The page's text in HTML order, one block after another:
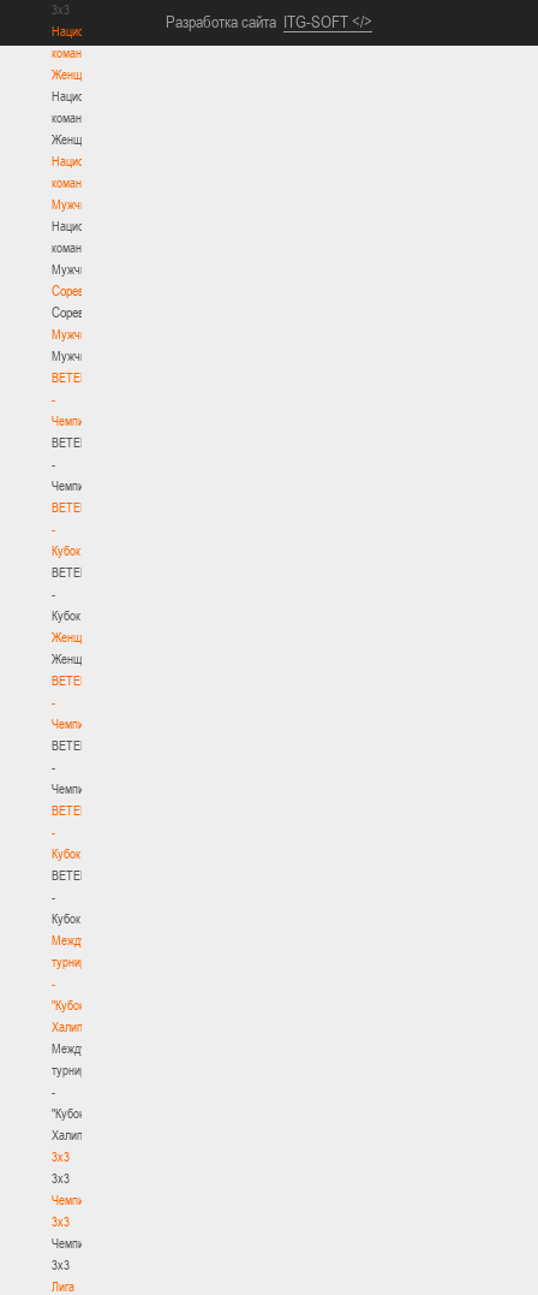
3х3
Национальная
команда.
Женщины
Национальная
команда.
Женщины
Национальная
команда.
Мужчины
Национальная
команда.
Мужчины
Соревнования
Соревнования
Мужчины
Мужчины
BETERA
-
Чемпионат
BETERA
-
Чемпионат
BETERA
-
Кубок
BETERA
-
Кубок
Женщины
Женщины
BETERA
-
Чемпионат
BETERA
-
Чемпионат
BETERA
-
Кубок
BETERA
-
Кубок
Международный
турнир
-
"Кубок
Халипского"
Международный
турнир
-
"Кубок
Халипского"
3x3
3x3
Чемпионат
3х3
Чемпионат
3х3
Лига
Разработка сайта ITG-SOFT </>